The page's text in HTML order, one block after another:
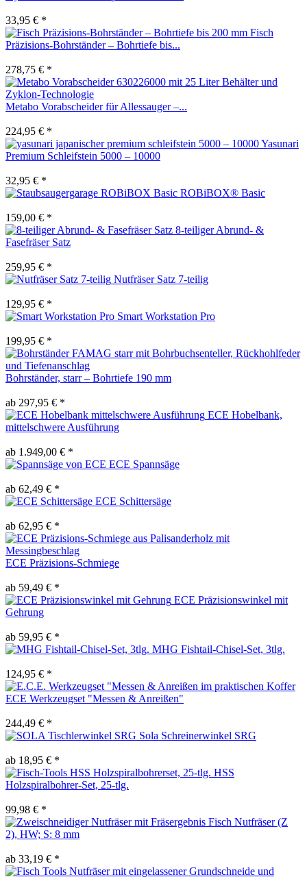
33,95 € *
Fisch
Präzisions-Bohrständer – Bohrtiefe bis...
278,75 € *
Metabo Vorabscheider für Allessauger –...
224,95 € *
Yasunari
Premium Schleifstein 5000 – 10000
32,95 € *
ROBiBOX® Basic
159,00 € *
8-teiliger Abrund- &
Fasefräser Satz
259,95 € *
Nutfräser Satz 7-teilig
129,95 € *
Smart Workstation Pro
199,95 € *
Bohrständer, starr – Bohrtiefe 190 mm
ab 297,95 € *
ECE Hobelbank,
mittelschwere Ausführung
ab 1.949,00 € *
ECE Spannsäge
ab 62,49 € *
ECE Schittersäge
ab 62,95 € *
ECE Präzisions-Schmiege
ab 59,49 € *
ECE Präzisionswinkel mit
Gehrung
ab 59,95 € *
MHG Fishtail-Chisel-Set, 3tlg.
124,95 € *
ECE Werkzeugset "Messen & Anreißen"
244,49 € *
Sola Schreinerwinkel SRG
ab 18,95 € *
HSS
Holzspiralbohrer-Set, 25-tlg.
99,98 € *
Fisch Nutfräser (Z
2), HW; S: 8 mm
ab 33,19 € *